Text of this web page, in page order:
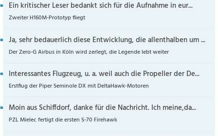
Ein kritischer Leser bedankt sich für die Aufnahme in eur...
Zweiter H160M-Prototyp fliegt
Ja, sehr bedauerlich diese Entwicklung, die allenthalben um ...
Der Zero-G Airbus in Köln wird zerlegt, die Legende lebt weiter
Interessantes Flugzeug, u. a. weil auch die Propeller der De...
Erstflug der Piper Seminole DX mit DeltaHawk-Motoren
Moin aus Schiffdorf, danke für die Nachricht. Ich meine,da...
PZL Mielec fertigt die ersten S-70 Firehawk